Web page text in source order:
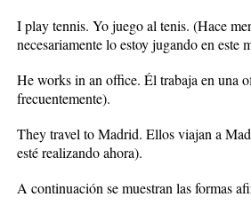
I play tennis. Yo juego al tenis. (Hace
necesariamente lo estoy jugando en este
He works in an office. Él trabaja en una
frecuentemente).
They travel to Madrid. Ellos viajan a
esté realizando ahora).
A continuación se muestran las formas